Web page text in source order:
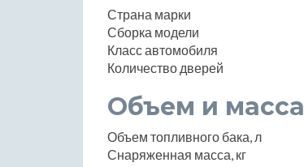
Страна марки
Сборка модели
Класс автомобиля
Количество дверей
Объем и масса
Объем топливного бака, л
Снаряженная масса, кг